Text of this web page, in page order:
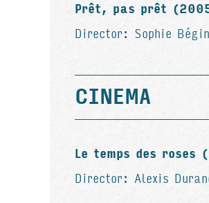
Prêt, pas prêt
Director: Sophie
CINEMA
Le temps des roses
Director: Alexis